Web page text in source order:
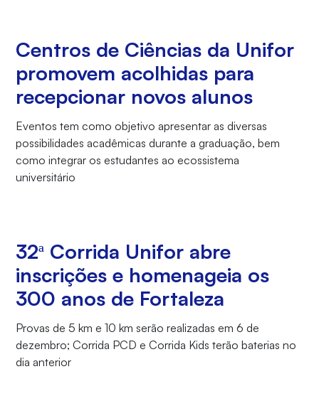
Centros de Ciências da Unifor
promovem acolhidas para
recepcionar novos alunos
Eventos tem como objetivo apresentar as diversas
possibilidades acadêmicas durante a graduação, bem
como integrar os estudantes ao ecossistema
universitário
32ª Corrida Unifor abre
inscrições e homenageia os
300 anos de Fortaleza
Provas de 5 km e 10 km serão realizadas em 6 de
dezembro; Corrida PCD e Corrida Kids terão baterias no
dia anterior